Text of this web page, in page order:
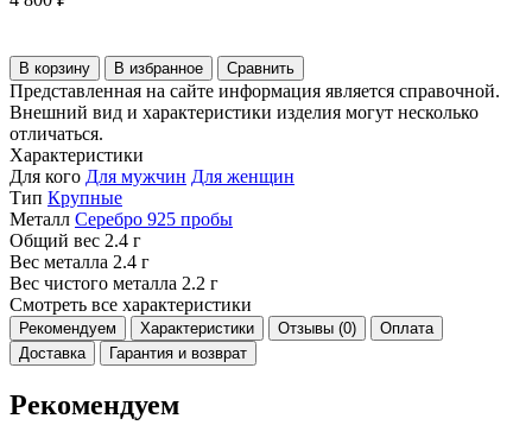
В корзину В избранное Сравнить
Представленная на сайте информация является справочной.
Внешний вид и характеристики изделия могут несколько
отличаться.
Характеристики
Для кого Для мужчин Для женщин
Тип Крупные
Металл Серебро 925 пробы
Общий вес 2.4 г
Вес металла 2.4 г
Вес чистого металла 2.2 г
Смотреть все характеристики
Рекомендуем Характеристики Отзывы (0)
Оплата
Доставка
Гарантия и возврат
Рекомендуем